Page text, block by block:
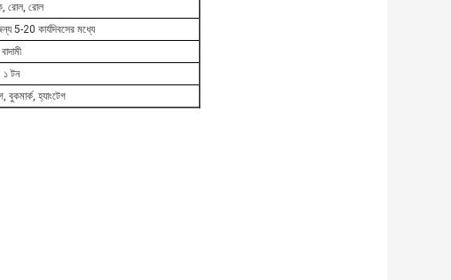
রোল, রোল
5-20 কার্যদিবসের মধ্যে
বাদামী
১ টন
বুকমার্ক, হ্যাংটেগ